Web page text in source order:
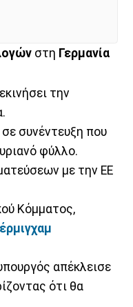
στη Γερμανία
την
σε συνέντευξη που
φύλλο.
με την ΕΕ
Κόμματος,
απέκλεισε
ότι θα